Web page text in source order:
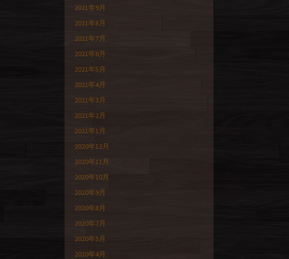
2021年9月
2021年8月
2021年7月
2021年6月
2021年5月
2021年4月
2021年3月
2021年2月
2021年1月
2020年12月
2020年11月
2020年10月
2020年9月
2020年8月
2020年7月
2020年5月
2020年4月